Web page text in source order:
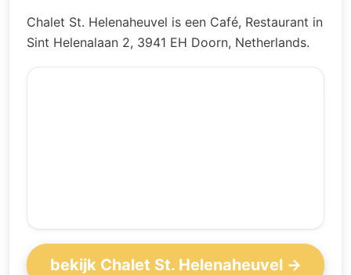
Chalet St. Helenaheuvel is een Café, Restaurant in
Sint Helenalaan 2, 3941 EH Doorn, Netherlands.
bekijk Chalet St. Helenaheuvel →